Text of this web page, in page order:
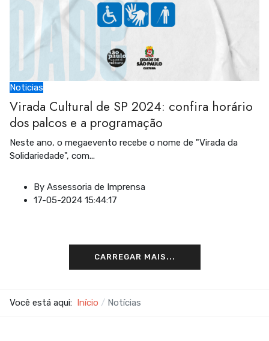
Noticias
Virada Cultural de SP 2024: confira horário
dos palcos e a programação
Neste ano, o megaevento recebe o nome de "Virada da
Solidariedade", com...
By Assessoria de Imprensa
17-05-2024 15:44:17
CARREGAR MAIS...
Você está aqui: Início Notícias